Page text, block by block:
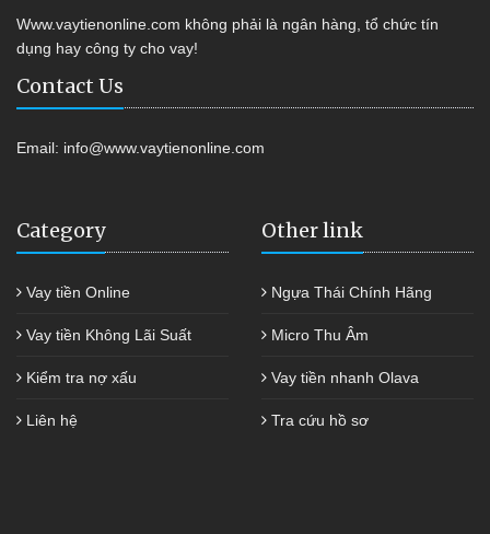
Www.vaytienonline.com không phải là ngân hàng, tổ chức tín
dụng hay công ty cho vay!
Contact Us
Email: info@www.vaytienonline.com
Category
Vay tiền Online
Vay tiền Không Lãi Suất
Kiểm tra nợ xấu
Liên hệ
Other link
Ngựa Thái Chính Hãng
Micro Thu Âm
Vay tiền nhanh Olava
Tra cứu hồ sơ